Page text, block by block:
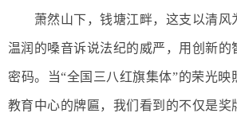
萧然山下，钱塘江畔，这支以清风
温润的嗓音诉说法纪的威严，用创新的
密码。当“全国三八红旗集体”的荣光映
教育中心的牌匾，我们看到的不仅是奖